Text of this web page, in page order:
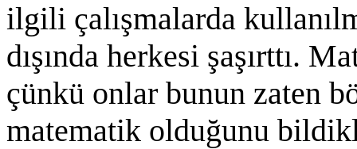
ilgili çalışmalarda
dışında herkesi şaşırttı.
çünkü onlar bunun zaten
matematik olduğunu